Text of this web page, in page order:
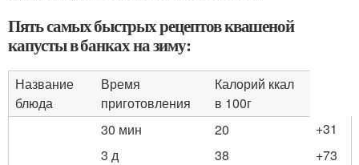
Пять самых быстрых рецептов квашеной
капусты в банках на зиму:
Название
блюда
Время
приготовления
Калорий ккал
в 100г
30 мин
20
+31
3 д
38
+73